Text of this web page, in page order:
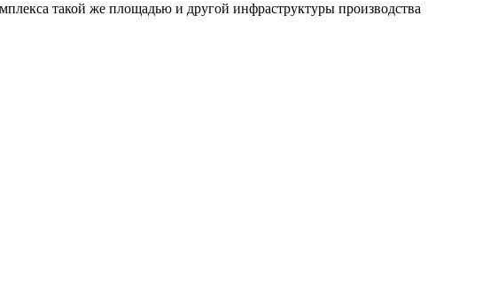
такой же площадью и другой инфраструктуры производства